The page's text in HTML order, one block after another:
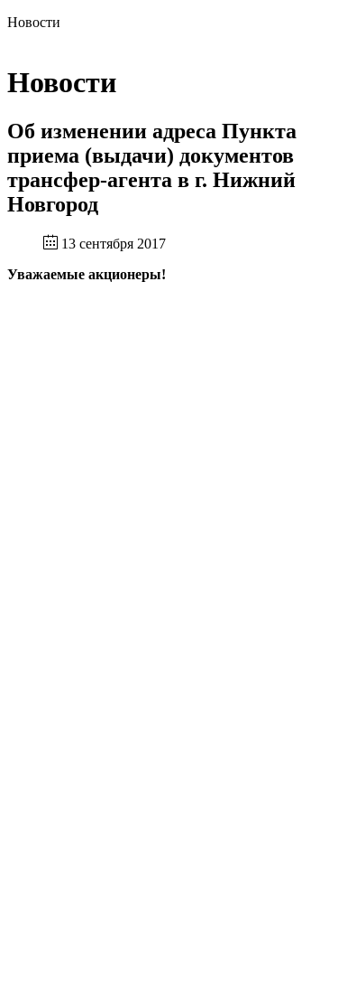
Новости
Новости
Об изменении адреса Пункта
приема (выдачи) документов
трансфер-агента в г. Нижний
Новгород
13 сентября 2017
Уважаемые акционеры!